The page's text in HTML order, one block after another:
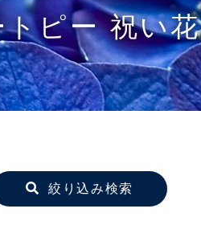
ピー 祝い
絞り込み検索